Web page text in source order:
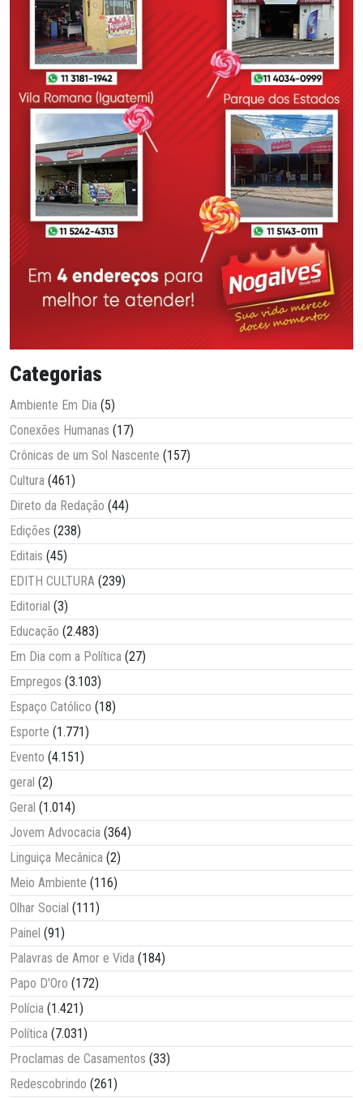
Categorias
Ambiente Em Dia (5)
Conexões Humanas (17)
Crônicas de um Sol Nascente (157)
Cultura (461)
Direto da Redação (44)
Edições (238)
Editais (45)
EDITH CULTURA (239)
Editorial (3)
Educação (2.483)
Em Dia com a Política (27)
Empregos (3.103)
Espaço Católico (18)
Esporte (1.771)
Evento (4.151)
geral (2)
Geral (1.014)
Jovem Advocacia (364)
Linguiça Mecânica (2)
Meio Ambiente (116)
Olhar Social (111)
Painel (91)
Palavras de Amor e Vida (184)
Papo D'Oro (172)
Polícia (1.421)
Política (7.031)
Proclamas de Casamentos (33)
Redescobrindo (261)